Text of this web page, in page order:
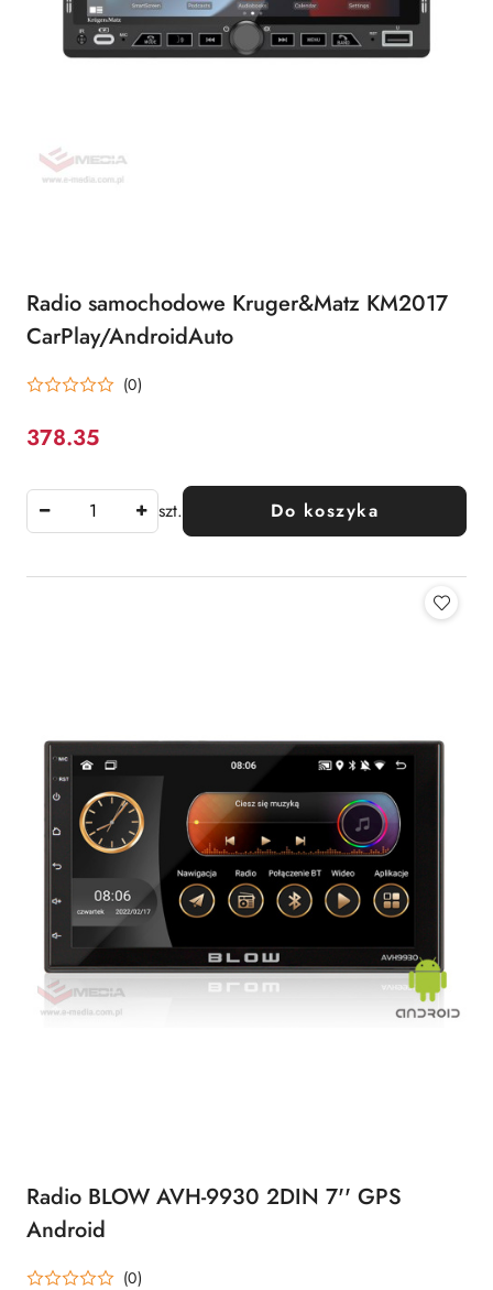
Radio samochodowe Kruger&Matz KM2017
CarPlay/AndroidAuto
(0)
Cena:
378.35
szt. Do koszyka
Radio BLOW AVH-9930 2DIN 7'' GPS
Android
(0)